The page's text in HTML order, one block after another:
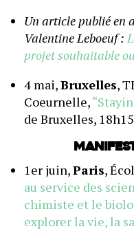
Un article publié en
Valentine Leboeuf :
projet souhaitable
4 mai,Bruxelles,
Coeurnelle,
de Bruxelles,
1er juin,Paris,
au service des
chimiste et le
explorer la vie, la